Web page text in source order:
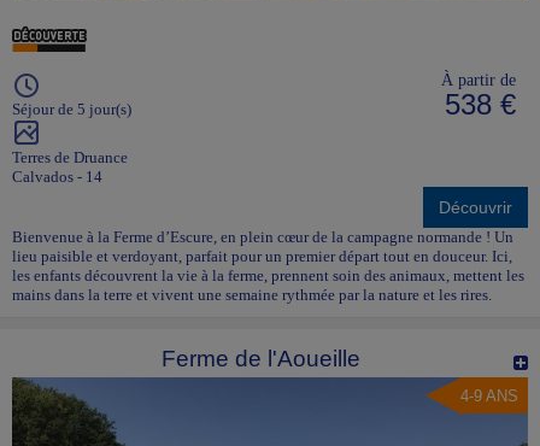
Séjour de 5 jour(s)
Terres de Druance
Calvados - 14
À partir de
538 €
Découvrir
Bienvenue à la Ferme d’Escure, en plein cœur de la campagne normande ! Un
lieu paisible et verdoyant, parfait pour un premier départ tout en douceur. Ici,
les enfants découvrent la vie à la ferme, prennent soin des animaux, mettent les
mains dans la terre et vivent une semaine rythmée par la nature et les rires.
Ferme de l'Aoueille
4-9 ANS